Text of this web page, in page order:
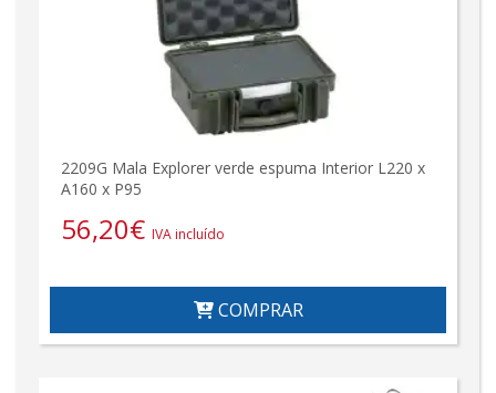
2209G Mala Explorer verde espuma Interior L220 x
A160 x P95
56,20€ IVA incluído
COMPRAR